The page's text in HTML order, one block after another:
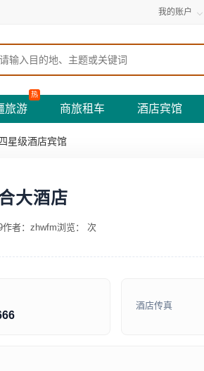
我的账户
旅游
热
商旅租车 酒店宾馆
星级酒店宾馆
大酒店
作者：zhwfm浏览： 次
酒店传真